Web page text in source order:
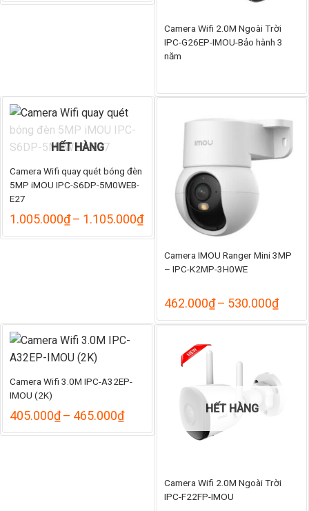
từ
860.000₫
Camera Wifi 2.0M Ngoài Trời
IPC-G26EP-IMOU-Bảo hành 3
năm
HẾT HÀNG
Camera Wifi quay quét bóng đèn
5MP iMOU IPC-S6DP-5M0WEB-
E27
1.005.000₫– 1.105.000₫Khoảng
từ
1.005.000₫
Camera IMOU Ranger Mini 3MP
– IPC-K2MP-3H0WE
462.000₫– 530.000₫
từ
Camera Wifi 3.0M IPC-A32EP-
IMOU (2K)
405.000₫– 465.000₫Khoảng
từ
465.000₫
HẾT HÀNG
Camera Wifi 2.0M Ngoài Trời
IPC-F22FP-IMOU